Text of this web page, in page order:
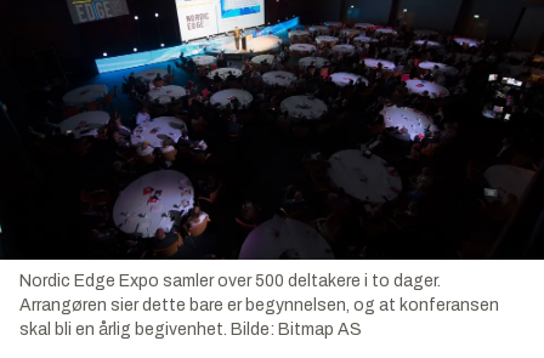
Nordic Edge Expo samler over 500 deltakere i to dager.
Arrangøren sier dette bare er begynnelsen, og at konferansen
skal bli en årlig begivenhet. Bilde: Bitmap AS